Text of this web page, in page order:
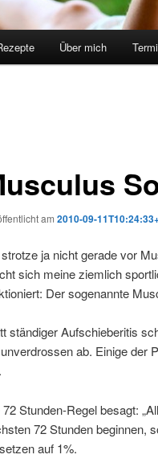
Über mich
am 2010-09-
ja nicht gerade vor
sich meine ziemlich
Der sogenannte
ständiger Aufschieberitis
ab. Einige der
72 Stunden-Regel besagt:
72 Stunden beginnen,
auf 1%.